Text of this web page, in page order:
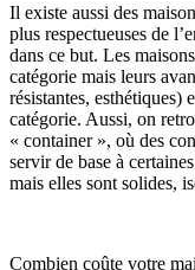
Il existe aussi des
plus respectueuses de
dans ce but. Les
catégorie mais leurs
résistantes, esthétiques)
catégorie. Aussi, on
« container », où des
servir de base à
mais elles sont solides,
Combien coûte votre